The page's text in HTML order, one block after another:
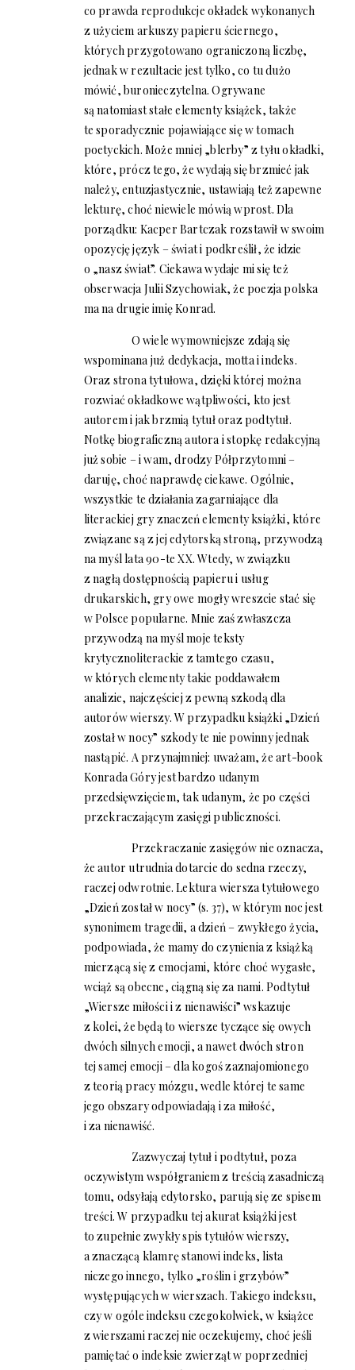
co prawda reprodukcje okładek wykonanych
z użyciem arkuszy papieru ściernego,
których przygotowano ograniczoną liczbę,
jednak w rezultacie jest tylko, co tu dużo
mówić, buronieczytelna. Ogrywane
są natomiast stałe elementy książek, także
te sporadycznie pojawiające się w tomach
poetyckich. Może mniej „blerby” z tyłu okładki,
które, prócz tego, że wydają się brzmieć jak
należy, entuzjastycznie, ustawiają też zapewne
lekturę, choć niewiele mówią wprost. Dla
porządku: Kacper Bartczak rozstawił w swoim
opozycję język – świat i podkreślił, że idzie
o „nasz świat”. Ciekawa wydaje mi się też
obserwacja Julii Szychowiak, że poezja polska
ma na drugie imię Konrad.
O wiele wymowniejsze zdają się
wspominana już dedykacja, motta i indeks.
Oraz strona tytułowa, dzięki której można
rozwiać okładkowe wątpliwości, kto jest
autorem i jak brzmią tytuł oraz podtytuł.
Notkę biograficzną autora i stopkę redakcyjną
już sobie – i wam, drodzy Półprzytomni –
daruję, choć naprawdę ciekawe. Ogólnie,
wszystkie te działania zagarniające dla
literackiej gry znaczeń elementy książki, które
związane są z jej edytorską stroną, przywodzą
na myśl lata 90-te XX. Wtedy, w związku
z nagłą dostępnością papieru i usług
drukarskich, gry owe mogły wreszcie stać się
w Polsce popularne. Mnie zaś zwłaszcza
przywodzą na myśl moje teksty
krytycznoliterackie z tamtego czasu,
w których elementy takie poddawałem
analizie, najczęściej z pewną szkodą dla
autorów wierszy. W przypadku książki „Dzień
został w nocy” szkody te nie powinny jednak
nastąpić. A przynajmniej: uważam, że art-book
Konrada Góry jest bardzo udanym
przedsięwzięciem, tak udanym, że po części
przekraczającym zasięgi publiczności.
Przekraczanie zasięgów nie oznacza,
że autor utrudnia dotarcie do sedna rzeczy,
raczej odwrotnie. Lektura wiersza tytułowego
„Dzień został w nocy” (s. 37), w którym noc jest
synonimem tragedii, a dzień – zwykłego życia,
podpowiada, że mamy do czynienia z książką
mierzącą się z emocjami, które choć wygasłe,
wciąż są obecne, ciągną się za nami. Podtytuł
„Wiersze miłości i z nienawiści” wskazuje
z kolei, że będą to wiersze tyczące się owych
dwóch silnych emocji, a nawet dwóch stron
tej samej emocji – dla kogoś zaznajomionego
z teorią pracy mózgu, wedle której te same
jego obszary odpowiadają i za miłość,
i za nienawiść.
Zazwyczaj tytuł i podtytuł, poza
oczywistym współgraniem z treścią zasadniczą
tomu, odsyłają edytorsko, parują się ze spisem
treści. W przypadku tej akurat książki jest
to zupełnie zwykły spis tytułów wierszy,
a znaczącą klamrę stanowi indeks, lista
niczego innego, tylko „roślin i grzybów”
występujących w wierszach. Takiego indeksu,
czy w ogóle indeksu czegokolwiek, w książce
z wierszami raczej nie oczekujemy, choć jeśli
pamiętać o indeksie zwierząt w poprzedniej